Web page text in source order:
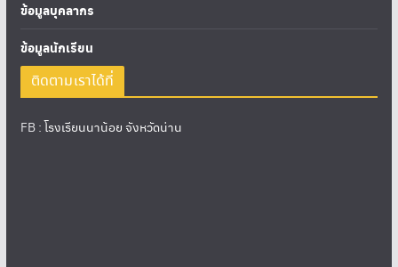
ข้อมูลบุคลากร
ข้อมูลนักเรียน
ติดตามเราได้ที่
FB :โรงเรียนนาน้อย จังหวัดน่าน